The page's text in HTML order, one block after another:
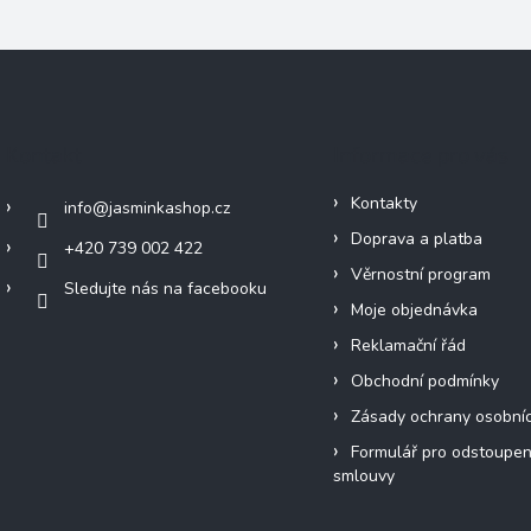
info@jasminkashop.cz
+420 739 002 422
Sledujte nás na facebooku
Kontakty
Doprava a platba
Věrnostní program
Moje objednávka
Reklamační řád
Obchodní podmínky
Zásady ochrany
Formulář pro
smlouvy